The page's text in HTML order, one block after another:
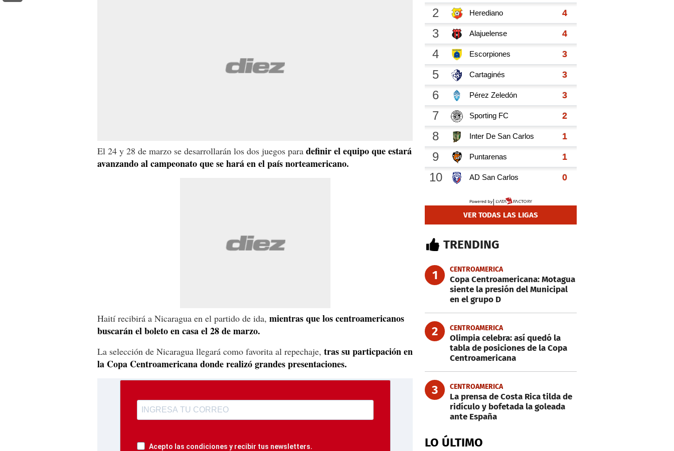
El 24 y 28 de marzo se desarrollarán los dos juegos para definir el equipo que estará
avanzando al campeonato que se hará en el país norteamericano.
Haití recibirá a Nicaragua en el partido de ida, mientras que los centroamericanos
buscarán el boleto en casa el 28 de marzo.
La selección de Nicaragua llegará como favorita al repechaje, tras su particpación en
la Copa Centroamericana donde realizó grandes presentaciones.
Acepto las condiciones y recibir tus newsletters.
VER TODAS LAS LIGAS
TRENDING
1 CENTROAMERICA
Copa Centroamericana: Motagua
siente la presión del Municipal
en el grupo D
2 CENTROAMERICA
Olimpia celebra: así quedó la
tabla de posiciones de la Copa
Centroamericana
3 CENTROAMERICA
La prensa de Costa Rica tilda de
ridículo y bofetada la goleada
ante España
LO ÚLTIMO